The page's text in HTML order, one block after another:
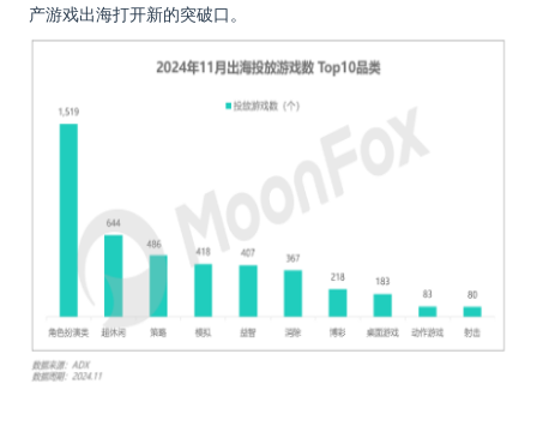
产游戏出海打开新的突破口。